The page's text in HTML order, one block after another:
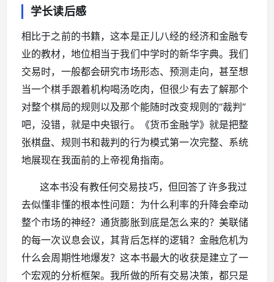
学长读后感
相比于之前的书籍，这本是正儿八经的经济和金融专
业的教材，地位相当于我们中学时的新华字典。我们
交易时，一般都会研究市场形态、预测走向，甚至想
当一个棋手跟着机构喝汤吃肉，但很少有去了解那个
对整个棋局的规则以及那个能随时改变规则的“裁判”
吧，没错，就是中央银行。《货币金融学》就是把整
张棋盘、规则书和裁判的行为模式第一次完整、系统
地展现在我面前的上帝视角指南。
这本书没有教任何交易技巧，但回答了许多我过
去似懂非懂的根本性问题：为什么利率的升降会牵动
整个市场的神经？通货膨胀到底是怎么来的？美联储
的每一次议息会议，其背后怎样的逻辑？金融危机为
什么会周期性地爆发？这本书最大的收获是建立了一
个宏观的分析框架。我所做的所有交易决策，都只是